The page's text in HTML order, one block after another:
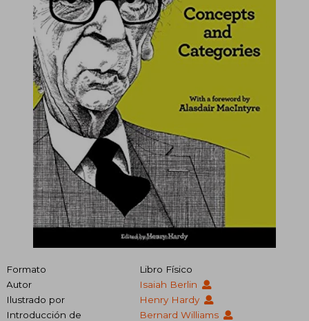
Formato
Libro Físico
Autor
Isaiah Berlin
Ilustrado por
Henry Hardy
Introducción de
Bernard Williams